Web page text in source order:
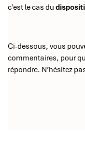
c’est le cas du
Ci-dessous, vous
commentaires, pour
répondre. N’hésitez